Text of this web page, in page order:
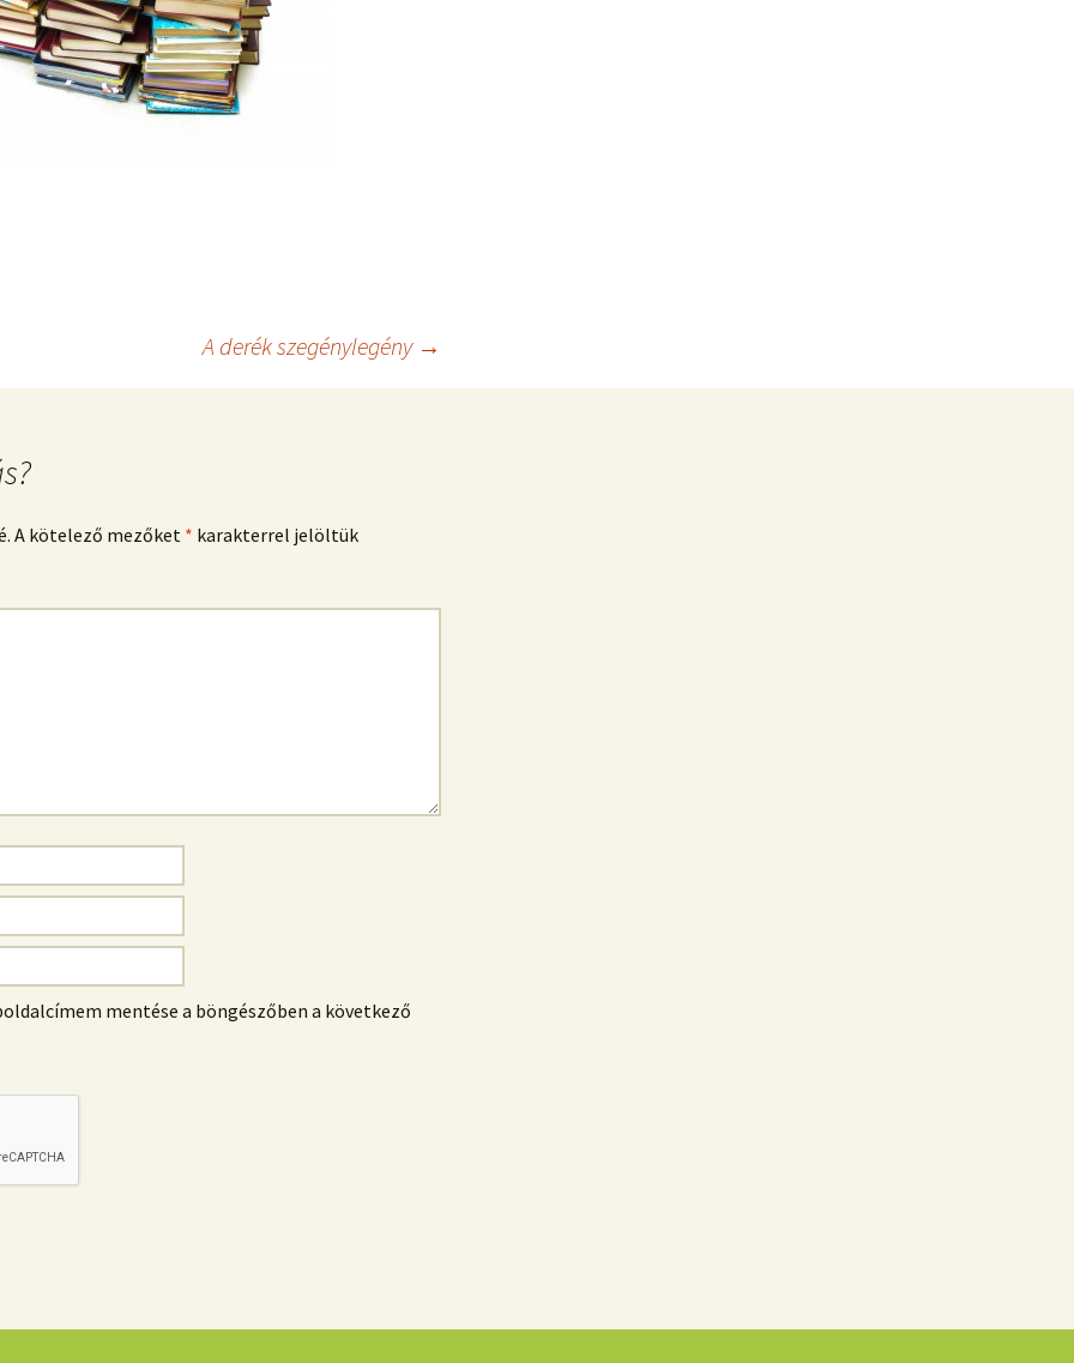
A derék szegénylegény →
A kötelező mezőket * karakterrel jelöltük
mentése a böngészőben a következő